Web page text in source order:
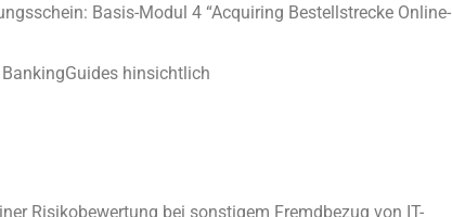
Basis-Modul 4 “Acquiring Bestellstrecke Online-
hinsichtlich
Risikobewertung bei sonstigem Fremdbezug von IT-